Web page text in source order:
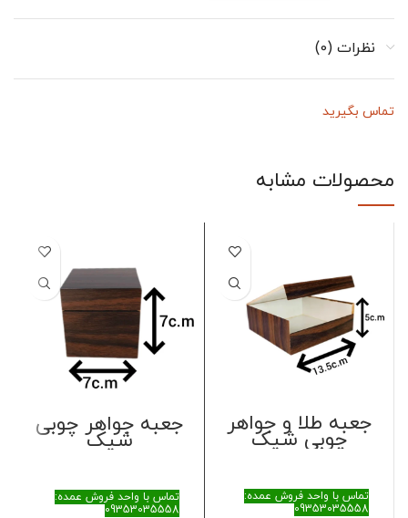
نظرات (0)
تماس بگیرید
محصولات مشابه
جعبه طلا و جواهر
چوبی شیک
تماس با واحد فروش عمده:
09353035558
جعبه جواهر چوبی
شیک
تماس با واحد فروش عمده:
09353035558